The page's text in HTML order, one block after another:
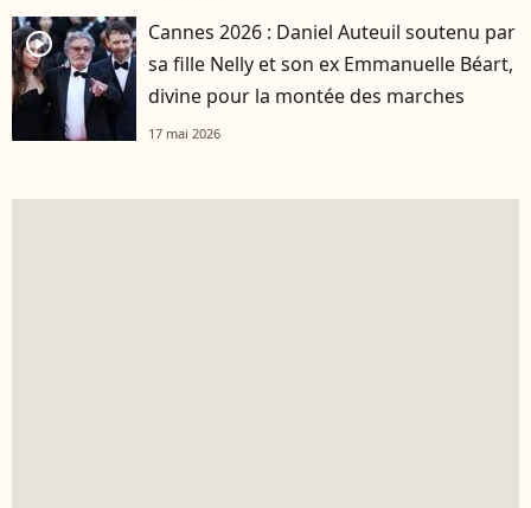
player2
Cannes 2026 : Daniel Auteuil soutenu par
sa fille Nelly et son ex Emmanuelle Béart,
divine pour la montée des marches
17 mai 2026